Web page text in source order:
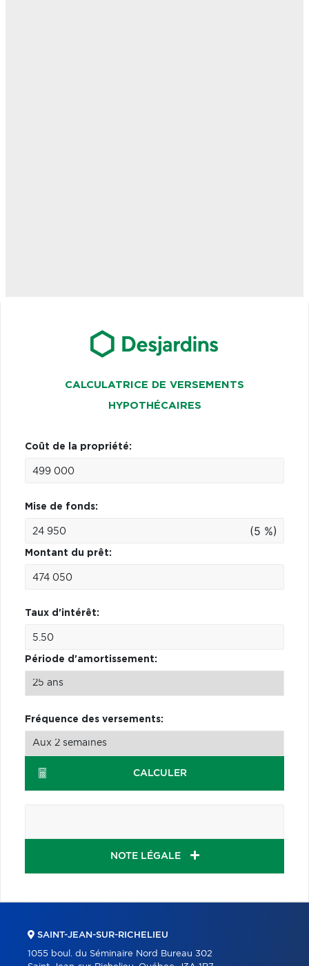
CALCULATRICE DE VERSEMENTS
HYPOTHÉCAIRES
Coût de la propriété:
Mise de fonds:
(5 %)
Montant du prêt:
Taux d'intérêt:
Période d'amortissement:
Fréquence des versements:
CALCULER
NOTE LÉGALE
SAINT-JEAN-SUR-RICHELIEU
1055 boul. du Séminaire Nord Bureau 302